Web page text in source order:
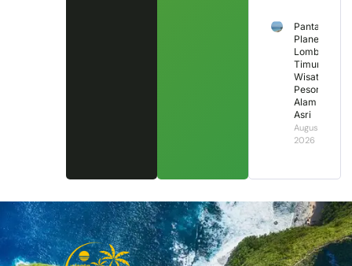
Pantai
Planet
Lombok
Timur,
Wisata
Pesona
Alam
Asri
August 1,
2026